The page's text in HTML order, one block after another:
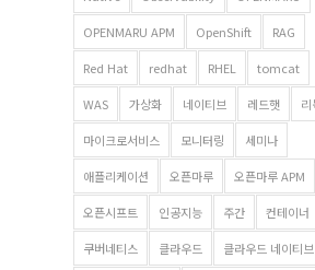
OPENMARU APM OpenShift RAG
Red Hat redhat RHEL tomcat
WAS 가상화 네이티브 레드햇
마이크로서비스 모니터링 세미나
애플리케이션 오픈마루 오픈마루 APM
오픈시프트 인공지능 주간 컨테이너
쿠버네티스 클라우드 클라우드 네이티브